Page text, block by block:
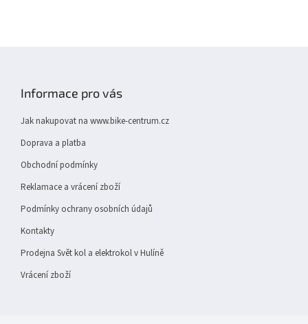
i
Informace pro vás
Jak nakupovat na www.bike-centrum.cz
Doprava a platba
Obchodní podmínky
Reklamace a vrácení zboží
Podmínky ochrany osobních údajů
Kontakty
Prodejna Svět kol a elektrokol v Hulíně
Vrácení zboží